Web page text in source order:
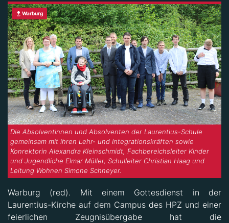
Warburg
Die Absolventinnen und Absolventen der Laurentius-Schule
gemeinsam mit ihren Lehr- und Integrationskräften sowie
Konrektorin Alexandra Kleinschmidt, Fachbereichsleiter Kinder
und Jugendliche Elmar Müller, Schulleiter Christian Haag und
Leitung Wohnen Simone Schneyer.
Warburg (red). Mit einem Gottesdienst in der
Laurentius-Kirche auf dem Campus des HPZ und einer
feierlichen Zeugnisübergabe hat die